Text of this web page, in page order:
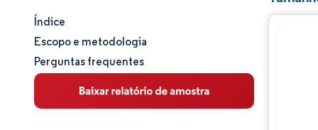
Tamanho e participação de mercado
Análise de mercado
Tendências e insights
Índice
Escopo e metodologia
Perguntas frequentes